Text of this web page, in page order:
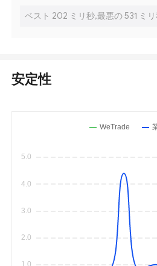
ベスト 202 ミリ秒,最悪の 531 ミ
安定性